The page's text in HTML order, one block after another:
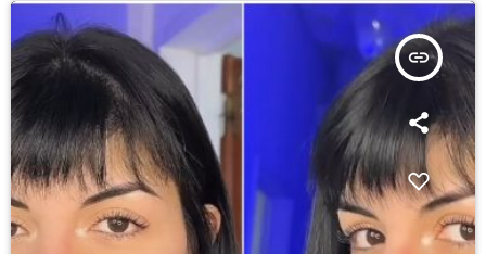
insert_link